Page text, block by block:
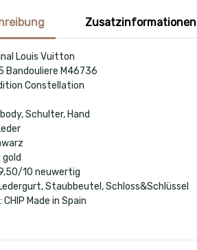
Zusatzinformationen
Louis Vuitton
Bandouliere M46736
Constellation
Schulter, Hand
gold
10 neuwertig
Staubbeutel, Schloss&Schlüssel
Made in Spain